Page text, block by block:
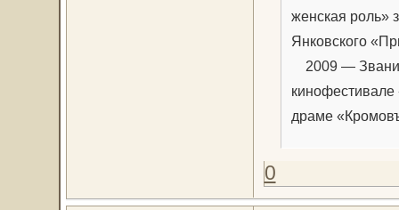
женская роль»
Янковского
2009 —
кинофестивале
драме
0